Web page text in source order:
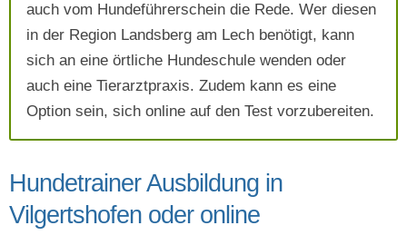
Absenden
auch vom Hundeführerschein die Rede. Wer diesen
in der Region Landsberg am Lech benötigt, kann
sich an eine örtliche Hundeschule wenden oder
auch eine Tierarztpraxis. Zudem kann es eine
Option sein, sich online auf den Test vorzubereiten.
Hundetrainer Ausbildung in
Vilgertshofen oder online